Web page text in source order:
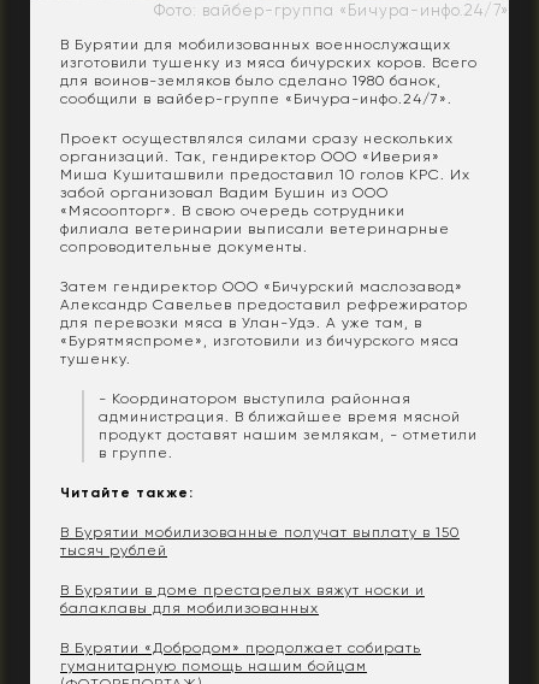
Фото: вайбер-группа «Бичура-инфо.24/7»
В Бурятии для мобилизованных военнослужащих
изготовили тушенку из мяса бичурских коров. Всего
для воинов-земляков было сделано 1980 банок,
сообщили в вайбер-группе «Бичура-инфо.24/7».
Проект осуществлялся силами сразу нескольких
организаций. Так, гендиректор ООО «Иверия»
Миша Кушиташвили предоставил 10 голов КРС. Их
забой организовал Вадим Бушин из ООО
«Мясоопторг». В свою очередь сотрудники
филиала ветеринарии выписали ветеринарные
сопроводительные документы.
Затем гендиректор ООО «Бичурский маслозавод»
Александр Савельев предоставил рефрежиратор
для перевозки мяса в Улан-Удэ. А уже там, в
«Бурятмяспроме», изготовили из бичурского мяса
тушенку.
- Координатором выступила районная
администрация. В ближайшее время мясной
продукт доставят нашим землякам, - отметили
в группе.
Читайте также:
В Бурятии мобилизованные получат выплату в 150
тысяч рублей
В Бурятии в доме престарелых вяжут носки и
балаклавы для мобилизованных
В Бурятии «Добродом» продолжает собирать
гуманитарную помощь нашим бойцам